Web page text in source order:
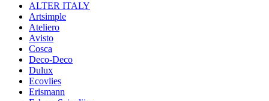
ALTER ITALY
Artsimple
Ateliero
Avisto
Cosca
Deco-Deco
Dulux
Ecovlies
Erismann